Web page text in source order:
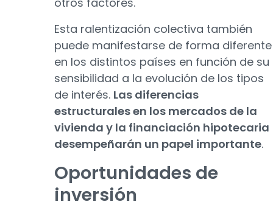
Esta ralentización colectiva también
puede manifestarse de forma diferente
en los distintos países en función de su
sensibilidad a la evolución de los tipos
de interés. Las diferencias
estructurales en los mercados de la
vivienda y la financiación hipotecaria
desempeñarán un papel importante.
Oportunidades de
inversión